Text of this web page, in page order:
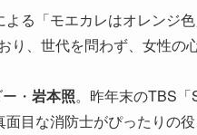
る「モエカレはオレンジ
り、世代を問わず、女性の
・ 岩本照。昨年末のTBS
目な消防士がぴったりの